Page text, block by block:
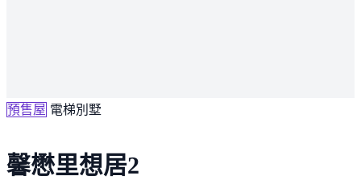
預售屋 電梯別墅
馨懋里想居2